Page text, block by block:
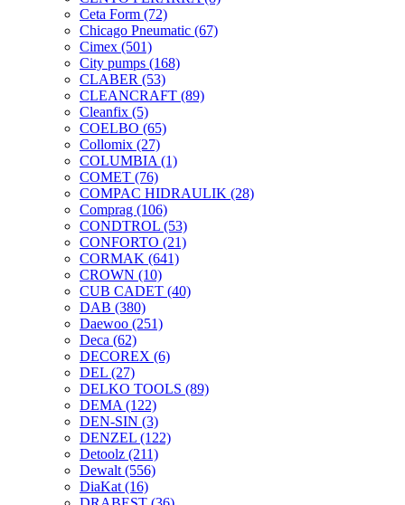
Ceta Form (72)
Chicago Pneumatic (67)
Cimex (501)
City pumps (168)
CLABER (53)
CLEANCRAFT (89)
Cleanfix (5)
COELBO (65)
Collomix (27)
COLUMBIA (1)
COMET (76)
COMPAC HIDRAULIK (28)
Comprag (106)
CONDTROL (53)
CONFORTO (21)
CORMAK (641)
CROWN (10)
CUB CADET (40)
DAB (380)
Daewoo (251)
Deca (62)
DECOREX (6)
DEL (27)
DELKO TOOLS (89)
DEMA (122)
DEN-SIN (3)
DENZEL (122)
Detoolz (211)
Dewalt (556)
DiaKat (16)